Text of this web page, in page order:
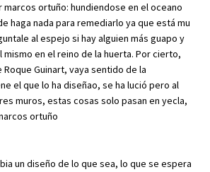
marcos ortuño: hundiendose en el oceano
haga nada para remediarlo ya que está mu
al espejo si hay alguien más guapo y
mismo en el reino de la huerta. Por cierto,
Guinart, vaya sentido de la
el que lo ha diseñao, se ha lució pero al
muros, estas cosas solo pasan en yecla,
ortuño
un diseño de lo que sea, lo que se espera